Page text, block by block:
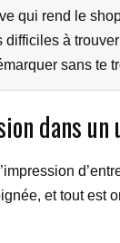
qui rend le
difficiles à
sans te
dans
et tout